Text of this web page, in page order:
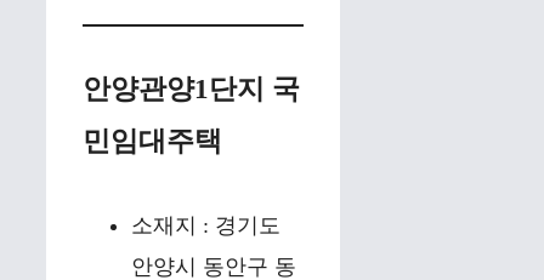
안양관양1단지 국
민임대주택
소재지 : 경기도
안양시 동안구 동